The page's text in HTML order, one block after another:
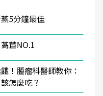
5分鐘最佳
苣NO.1
！腫瘤科醫師教你：
怎麼吃？